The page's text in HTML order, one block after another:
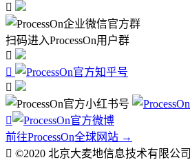

扫码进入ProcessOn用户群




前往ProcessOn全球网站 →
 ©2020 北京大麦地信息技术有限公司